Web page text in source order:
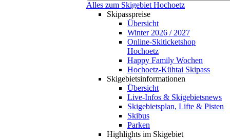
Alles zum Skigebiet Hochoetz
Skipasspreise
Übersicht
Winter 2026 / 2027
Online-Skiticketshop
Hochoetz
Happy Family Wochen
Hochoetz-Kühtai Skipass
Skigebietsinformationen
Übersicht
Live-Infos & Skigebietsnews
Skigebietsplan, Lifte & Pisten
Skibus
Parken
Highlights im Skigebiet